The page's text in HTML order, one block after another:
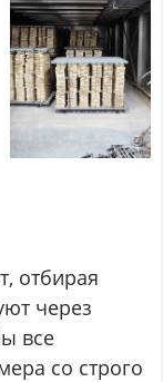
отбирая
через
все
со строго